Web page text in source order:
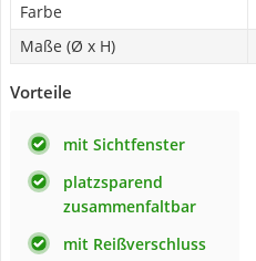
Farbe
Maße (Ø x H)
Vorteile
mit Sichtfenster
platzsparend
zusammenfaltbar
mit Reißverschluss